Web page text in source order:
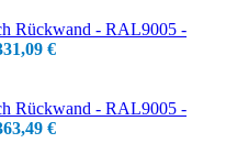
Rückwand - RAL9005 -
€
Rückwand - RAL9005 -
€